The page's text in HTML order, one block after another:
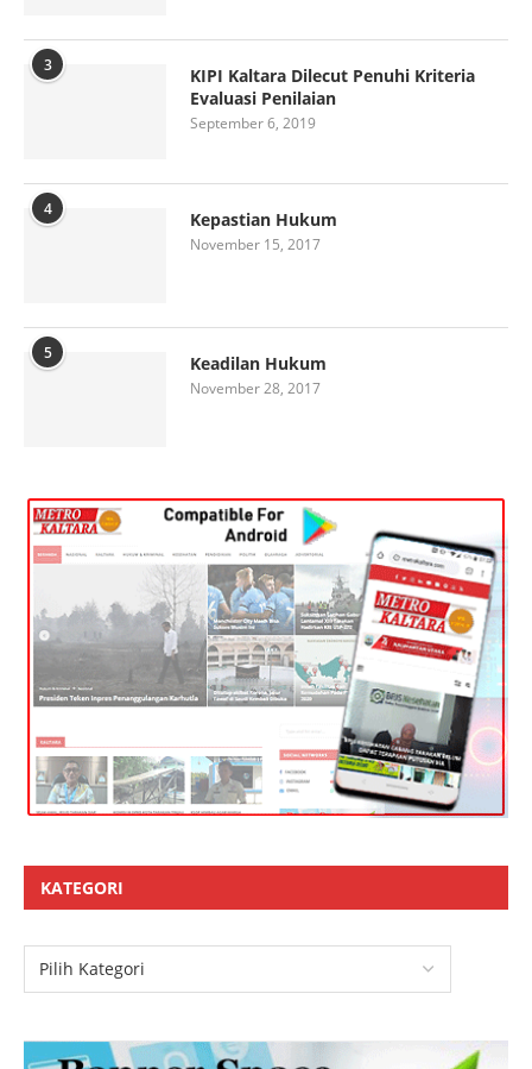
3
KIPI Kaltara Dilecut Penuhi Kriteria
Evaluasi Penilaian
September 6, 2019
4 Kepastian Hukum
November 15, 2017
5 Keadilan Hukum
November 28, 2017
KATEGORI